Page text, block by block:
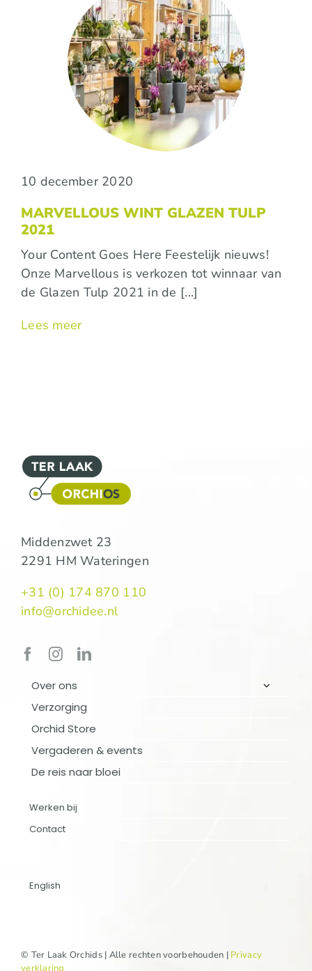
10 december 2020
MARVELLOUS WINT GLAZEN TULP
2021
Your Content Goes Here Feestelijk nieuws!
Onze Marvellous is verkozen tot winnaar van
de Glazen Tulp 2021 in de [...]
Lees meer
Middenzwet 23
2291 HM Wateringen
+31 (0) 174 870 110
info@orchidee.nl
Over ons
Verzorging
Orchid Store
Vergaderen & events
De reis naar bloei
Werken bij
Contact
English
© Ter Laak Orchids | Alle rechten voorbehouden | Privacy
verklaring
OVER ONS
DE REIS NAAR BLOEI